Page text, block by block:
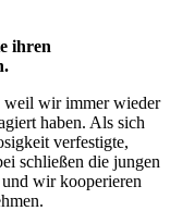
ihren
weil wir immer wieder
haben. Als sich
verfestigte,
schließen die jungen
wir kooperieren